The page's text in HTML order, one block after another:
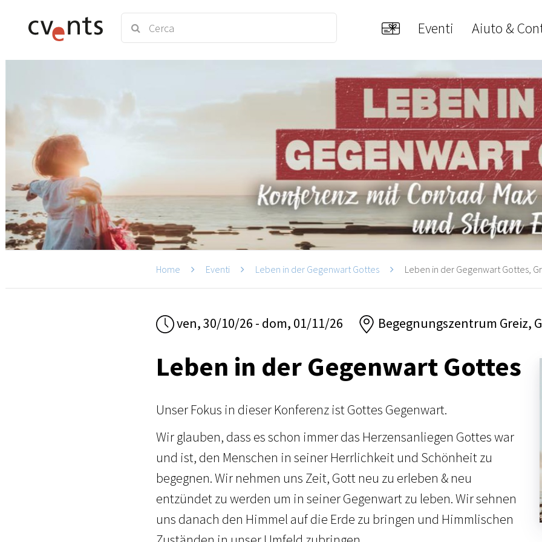
Eventi Aiuto &
Home Eventi Leben in der Gegenwart Gottes Leben in der Gegenwart Gottes,
ven, 30/10/26 - dom, 01/11/26 Begegnungszentrum Greiz,
Leben in der Gegenwart Gottes
Unser Fokus in dieser Konferenz ist Gottes Gegenwart.
Wir glauben, dass es schon immer das Herzensanliegen Gottes war
und ist, den Menschen in seiner Herrlichkeit und Schönheit zu
begegnen. Wir nehmen uns Zeit, Gott neu zu erleben & neu
entzündet zu werden um in seiner Gegenwart zu leben. Wir sehnen
uns danach den Himmel auf die Erde zu bringen und Himmlischen